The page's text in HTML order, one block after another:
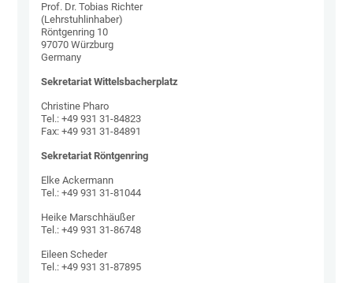
Prof. Dr. Tobias Richter
(Lehrstuhlinhaber)
Röntgenring 10
97070 Würzburg
Germany
Sekretariat Wittelsbacherplatz
Christine Pharo
Tel.: +49 931 31-84823
Fax: +49 931 31-84891
Sekretariat Röntgenring
Elke Ackermann
Tel.: +49 931 31-81044
Heike Marschhäußer
Tel.: +49 931 31-86748
Eileen Scheder
Tel.: +49 931 31-87895